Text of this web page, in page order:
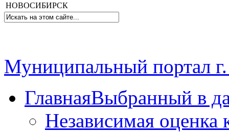
НОВОСИБИРСК
Муниципальный портал
ГлавнаяВыбранный в
Независимая оценка